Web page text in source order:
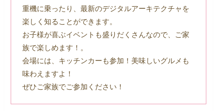
重機に乗ったり、最新のデジタルアーキテクチャを
楽しく知ることができます。
お子様が喜ぶイベントも盛りだくさんなので、ご家
族で楽しめます！。
会場には、キッチンカーも参加！美味しいグルメも
味わえますよ！
ぜひご家族でご参加ください！